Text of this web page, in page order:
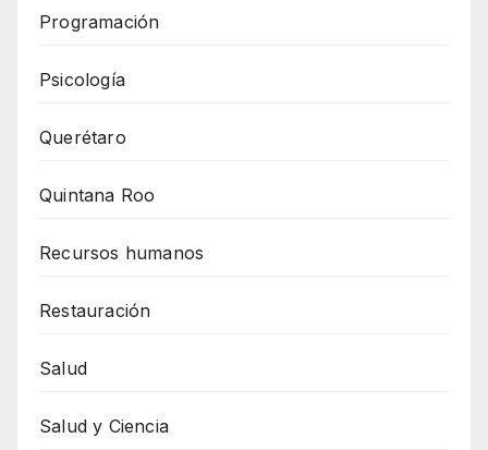
Programación
Psicología
Querétaro
Quintana Roo
Recursos humanos
Restauración
Salud
Salud y Ciencia